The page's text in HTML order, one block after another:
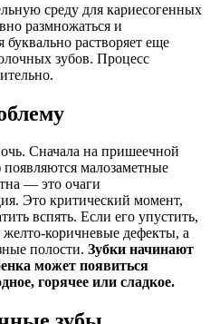
среду для кариесогенных
размножаться и
буквально растворяет еще
зубов. Процесс
Сначала на пришеечной
малозаметные
— это очаги
Это критический момент,
вспять. Если его упустить,
коричневые дефекты, а
полости. Зубки начинают
может появиться
горячее или сладкое.